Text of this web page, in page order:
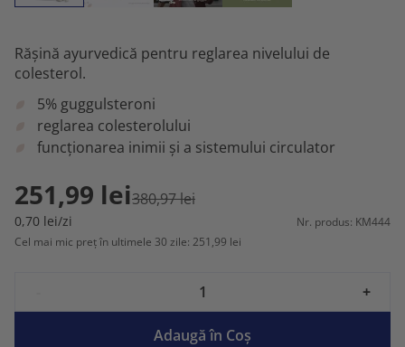
Rășină ayurvedică pentru reglarea nivelului de
colesterol.
5% guggulsteroni
reglarea colesterolului
funcționarea inimii și a sistemului circulator
251,99 lei380,97 lei
0,70 lei/zi
Nr. produs: KM444
Cel mai mic preț în ultimele 30 zile: 251,99 lei
+
Adaugă în Coş